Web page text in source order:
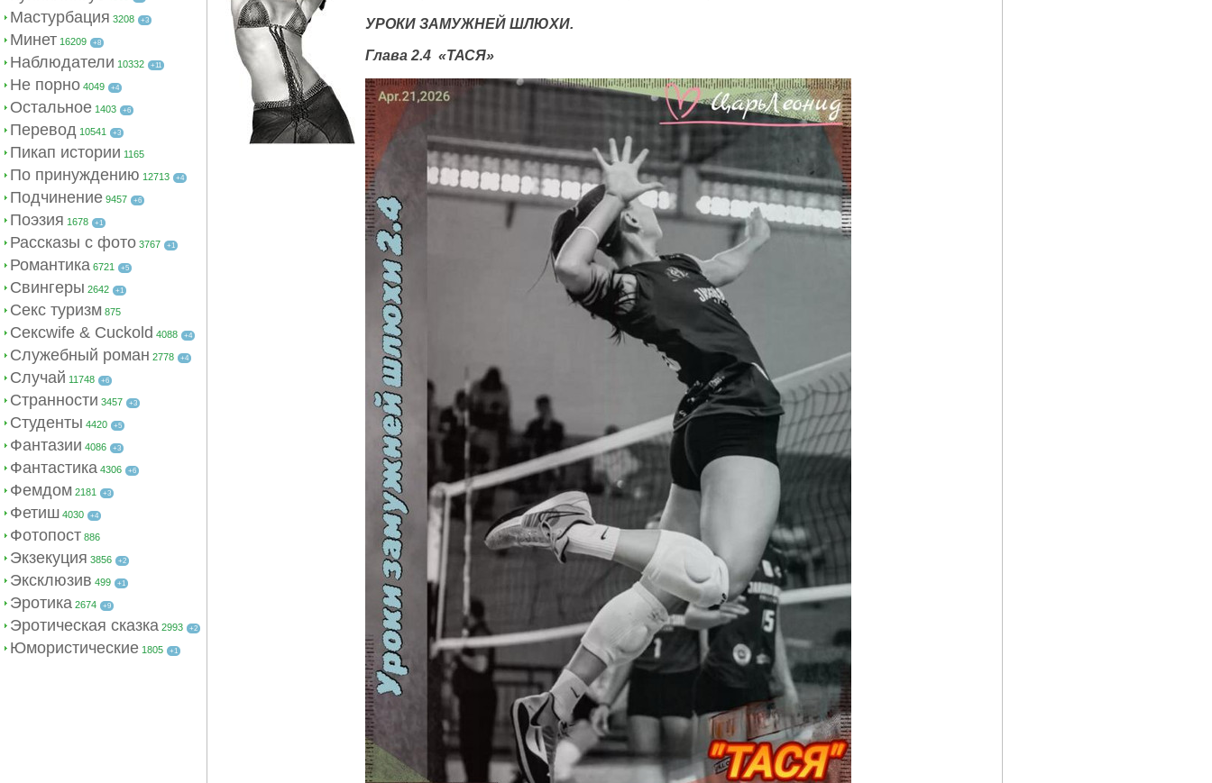
Мастурбация 3208 +3
Минет 16209 +8
Наблюдатели 10332 +11
Не порно 4049 +4
Остальное 1403 +6
Перевод 10541 +3
Пикап истории 1165
По принуждению 12713 +4
Подчинение 9457 +6
Поэзия 1678 +1
Рассказы с фото 3767 +1
Романтика 6721 +5
Свингеры 2642 +1
Секс туризм 875
Сексwife & Cuckold 4088 +4
Служебный роман 2778 +4
Случай 11748 +6
Странности 3457 +3
Студенты 4420 +5
Фантазии 4086 +3
Фантастика 4306 +6
Фемдом 2181 +3
Фетиш 4030 +4
Фотопост 886
Экзекуция 3856 +2
Эксклюзив 499 +1
Эротика 2674 +9
Эротическая сказка 2993 +2
Юмористические 1805 +1
УРОКИ ЗАМУЖНЕЙ ШЛЮХИ.
Глава 2.4 «ТАСЯ»